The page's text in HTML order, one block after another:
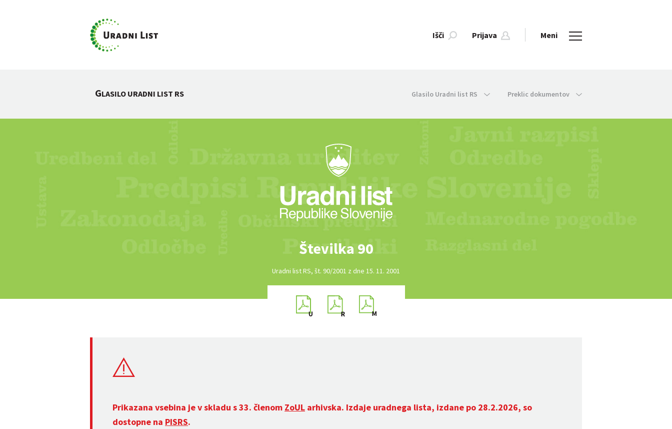
Išči Prijava Meni
GLASILO URADNI LIST RS Glasilo Uradni list RS Preklic dokumentov
Številka 90
Uradni list RS, št. 90/2001 z dne 15. 11. 2001
Prikazana vsebina je v skladu s 33. členom ZoUL arhivska. Izdaje uradnega lista, izdane po 28.2.2026, so
dostopne na PISRS.